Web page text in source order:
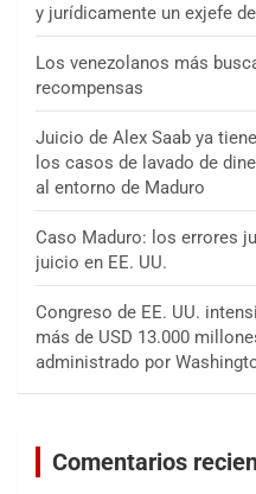
y jurídicamente un exjefe
Los venezolanos más
recompensas
Juicio de Alex Saab ya
los casos de lavado de
al entorno de Maduro
Caso Maduro: los errores
juicio en EE. UU.
Congreso de EE. UU.
más de USD 13.000
administrado por
Comentarios